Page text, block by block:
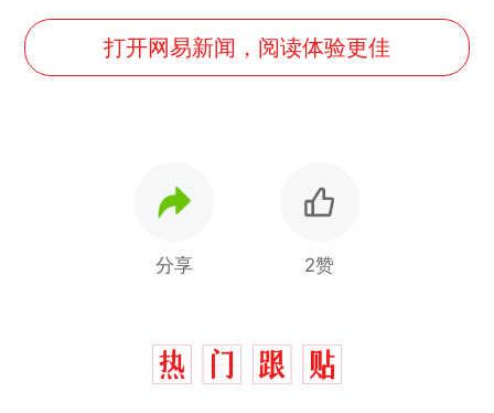
打开网易新闻，阅读体验更佳
分享 2赞
因老师一句“跟我回家”改写了
人生
新
费大厨“全国小炒肉大王”称